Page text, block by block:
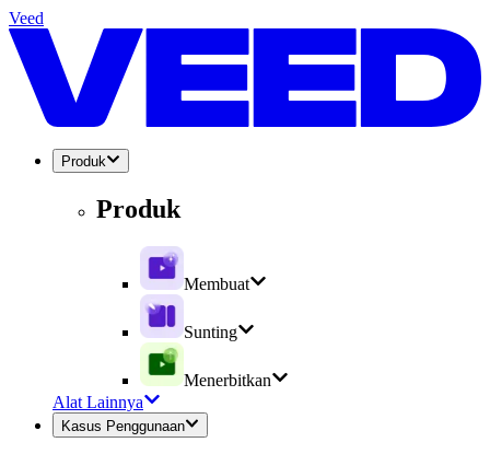
Veed
Produk
Produk
Membuat
Sunting
Menerbitkan
Alat Lainnya
Kasus Penggunaan